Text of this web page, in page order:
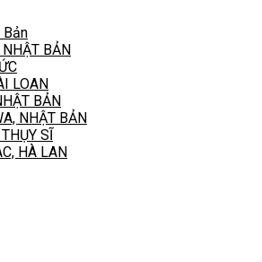
Bản
BẢN
LOAN
BẢN
NHẬT BẢN
SĨ
HÀ LAN